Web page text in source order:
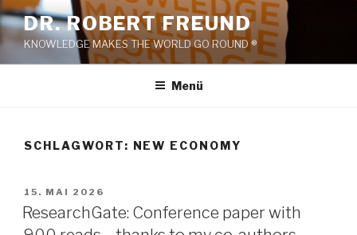
Zum
Inhalt
springen
DR. ROBERT FREUND
KNOWLEDGE MAKES THE WORLD GO ROUND ®
Menü
SCHLAGWORT: NEW ECONOMY
VERÖFFENTLICHT
AM
15. MAI 2026
ResearchGate: Conference paper with